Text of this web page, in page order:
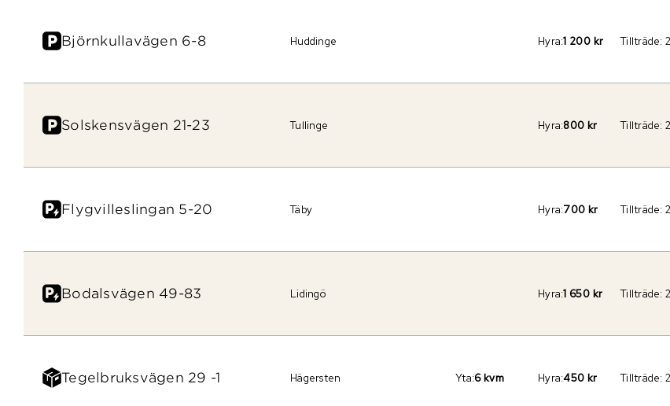
Björnkullavägen 6-8 Huddinge Hyra:1 200 kr Tillträde:
Solskensvägen 21-23 Tullinge Hyra:800 kr Tillträde:
Flygvilleslingan 5-20 Täby Hyra:700 kr Tillträde:
Bodalsvägen 49-83 Lidingö Hyra:1 650 kr Tillträde:
Tegelbruksvägen 29 -1 Hägersten Yta:6 kvm Hyra:450 kr Tillträde: